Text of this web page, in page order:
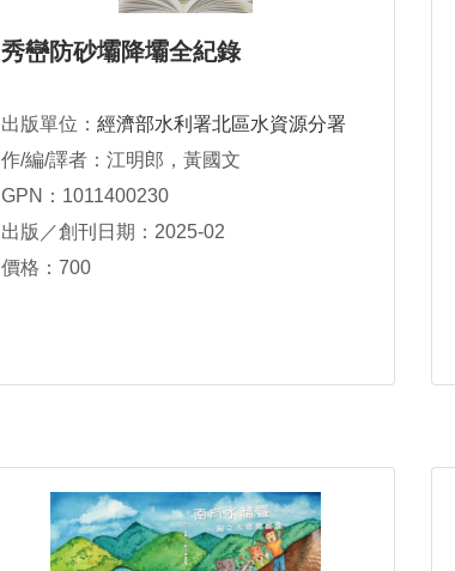
秀巒防砂壩降壩全紀錄
出版單位： 經濟部水利署北區水資源分署
作/編/譯者：江明郎，黃國文
GPN：1011400230
出版／創刊日期：2025-02
價格：700